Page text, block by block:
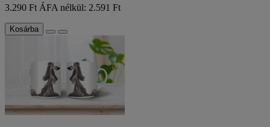
3.290 Ft ÁFA nélkül: 2.591 Ft
Kosárba